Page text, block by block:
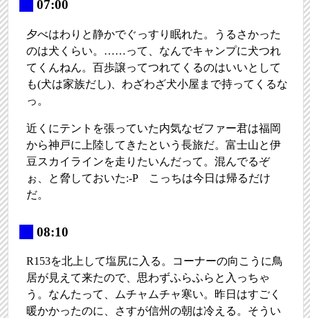
07:00
夕べはわりと静かでぐっすり眠れた。うるさかった
のは犬くらい。……って、なんでキャンプに犬つれ
てくんねん。百歩譲ってつれてくるのはいいとして
も(犬は家族だし)、わざわざ犬小屋まで持ってくるな
っ。
近くにテントを張っていた内気なゼファー君は福岡
から神戸に上陸してきたという長旅だ。富士山と伊
豆スカイラインを走りたいんだって。混んでるぞ
ぉ、と脅しておいた:-P こっちは今日は帰るだけ
だ。
08:10
R153を北上して塩尻に入る。コーナーの向こうに鳥
居が見えて来たので、思わずふらふらと入っちゃ
う。なんたって、ムチャムチャ寒い。昨日はすごく
暖かかったのに、さすが信州の朝は冷える。そうい